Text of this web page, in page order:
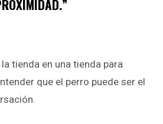
tienda en una tienda para
que el perro puede ser el